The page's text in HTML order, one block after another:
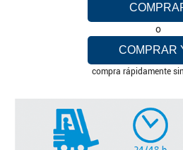
o
COMPRAR
compra rápidamente